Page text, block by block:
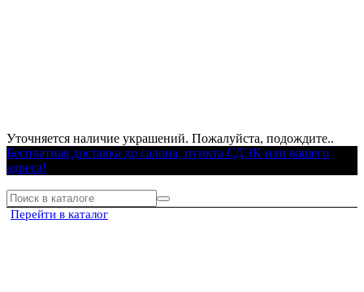
Уточняется наличие украшений. Пожалуйста, подождите..
Бесплатная доставка до салона, пункта СДЭК или вашего
адреса!
Перейти в каталог